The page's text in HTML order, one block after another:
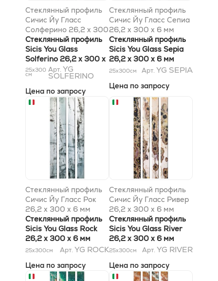
Стеклянный профиль
Сичис Йу Гласс
Солферино 26,2 x 300
x 6 мм
Стеклянный профиль
Sicis You Glass
Solferino 26,2 x 300 x
6 мм
25x300
см
Арт.YG
SOLFERINO
Цена по запросу
Стеклянный профиль
Сичис Йу Гласс Сепиа
26,2 x 300 x 6 мм
Стеклянный профиль
Sicis You Glass Sepia
26,2 x 300 x 6 мм
25x300см Арт. YG SEPIA
Цена по запросу
Стеклянный профиль
Сичис Йу Гласс Рок
26,2 x 300 x 6 мм
Стеклянный профиль
Sicis You Glass Rock
26,2 x 300 x 6 мм
25x300см Арт. YG ROCK
Цена по запросу
Стеклянный профиль
Сичис Йу Гласс Ривер
26,2 x 300 x 6 мм
Стеклянный профиль
Sicis You Glass River
26,2 x 300 x 6 мм
25x300см Арт. YG RIVER
Цена по запросу